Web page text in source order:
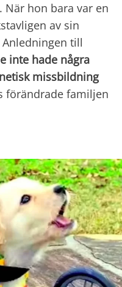
hon bara var en
av sin
Anledningen till
inte hade några
missbildning
förändrade familjen